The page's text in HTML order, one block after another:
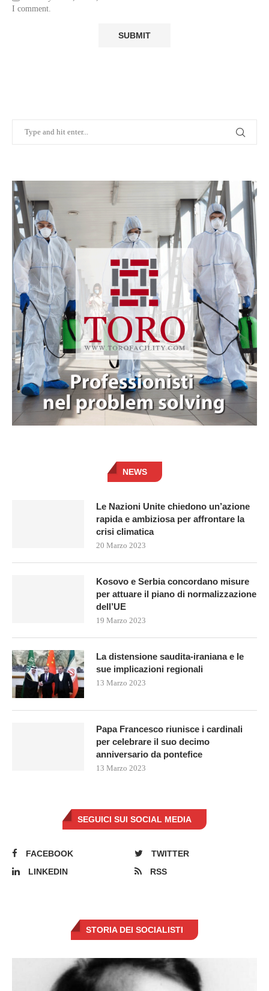
I comment.
NEWS
Le Nazioni Unite chiedono un’azione
rapida e ambiziosa per affrontare la
crisi climatica
20 Marzo 2023
Kosovo e Serbia concordano misure
per attuare il piano di normalizzazione
dell’UE
19 Marzo 2023
La distensione saudita-iraniana e le
sue implicazioni regionali
13 Marzo 2023
Papa Francesco riunisce i cardinali
per celebrare il suo decimo
anniversario da pontefice
13 Marzo 2023
SEGUICI SUI SOCIAL MEDIA
FACEBOOK
TWITTER
LINKEDIN
RSS
STORIA DEI SOCIALISTI